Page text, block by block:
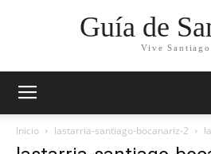
Guía de
Vive
Inicio lastarria-santiago-bocanariz-2